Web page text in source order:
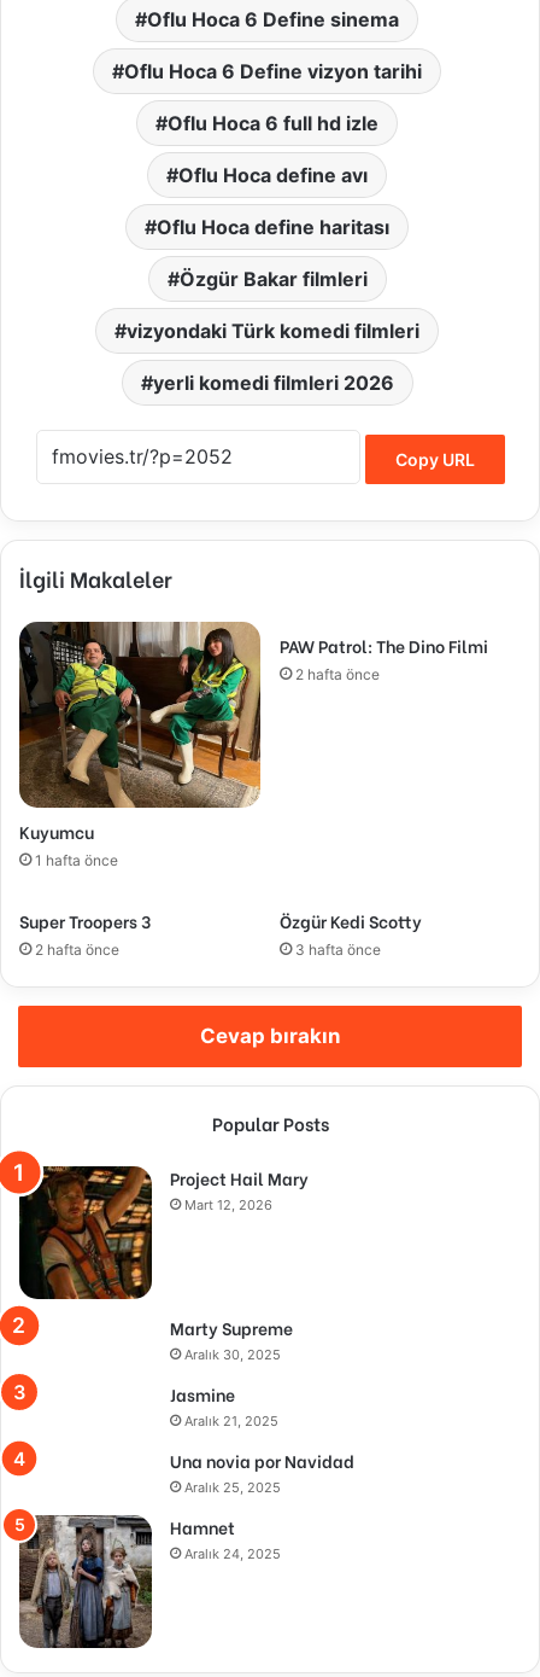
Oflu Hoca 6 Define sinema
Oflu Hoca 6 Define vizyon tarihi
Oflu Hoca 6 full hd izle
Oflu Hoca define avı
Oflu Hoca define haritası
Özgür Bakar filmleri
vizyondaki Türk komedi filmleri
yerli komedi filmleri 2026
Copy URL
İlgili Makaleler
Kuyumcu
1 hafta önce
PAW Patrol: The Dino Filmi
2 hafta önce
Super Troopers 3
2 hafta önce
Özgür Kedi Scotty
3 hafta önce
Cevap bırakın
Popular Posts
Project Hail Mary
Mart 12, 2026
Marty Supreme
Aralık 30, 2025
Jasmine
Aralık 21, 2025
Una novia por Navidad
Aralık 25, 2025
Hamnet
Aralık 24, 2025